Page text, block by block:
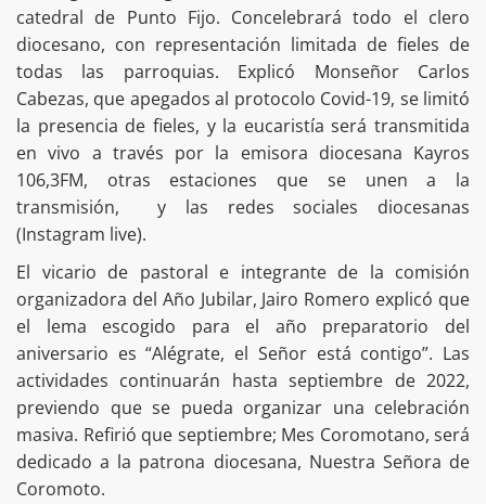
catedral de Punto Fijo. Concelebrará todo el clero
diocesano, con representación limitada de fieles de
todas las parroquias. Explicó Monseñor Carlos
Cabezas, que apegados al protocolo Covid-19, se limitó
la presencia de fieles, y la eucaristía será transmitida
en vivo a través por la emisora diocesana Kayros
106,3FM, otras estaciones que se unen a la
transmisión, y las redes sociales diocesanas
(Instagram live).
El vicario de pastoral e integrante de la comisión
organizadora del Año Jubilar, Jairo Romero explicó que
el lema escogido para el año preparatorio del
aniversario es “Alégrate, el Señor está contigo”. Las
actividades continuarán hasta septiembre de 2022,
previendo que se pueda organizar una celebración
masiva. Refirió que septiembre; Mes Coromotano, será
dedicado a la patrona diocesana, Nuestra Señora de
Coromoto.